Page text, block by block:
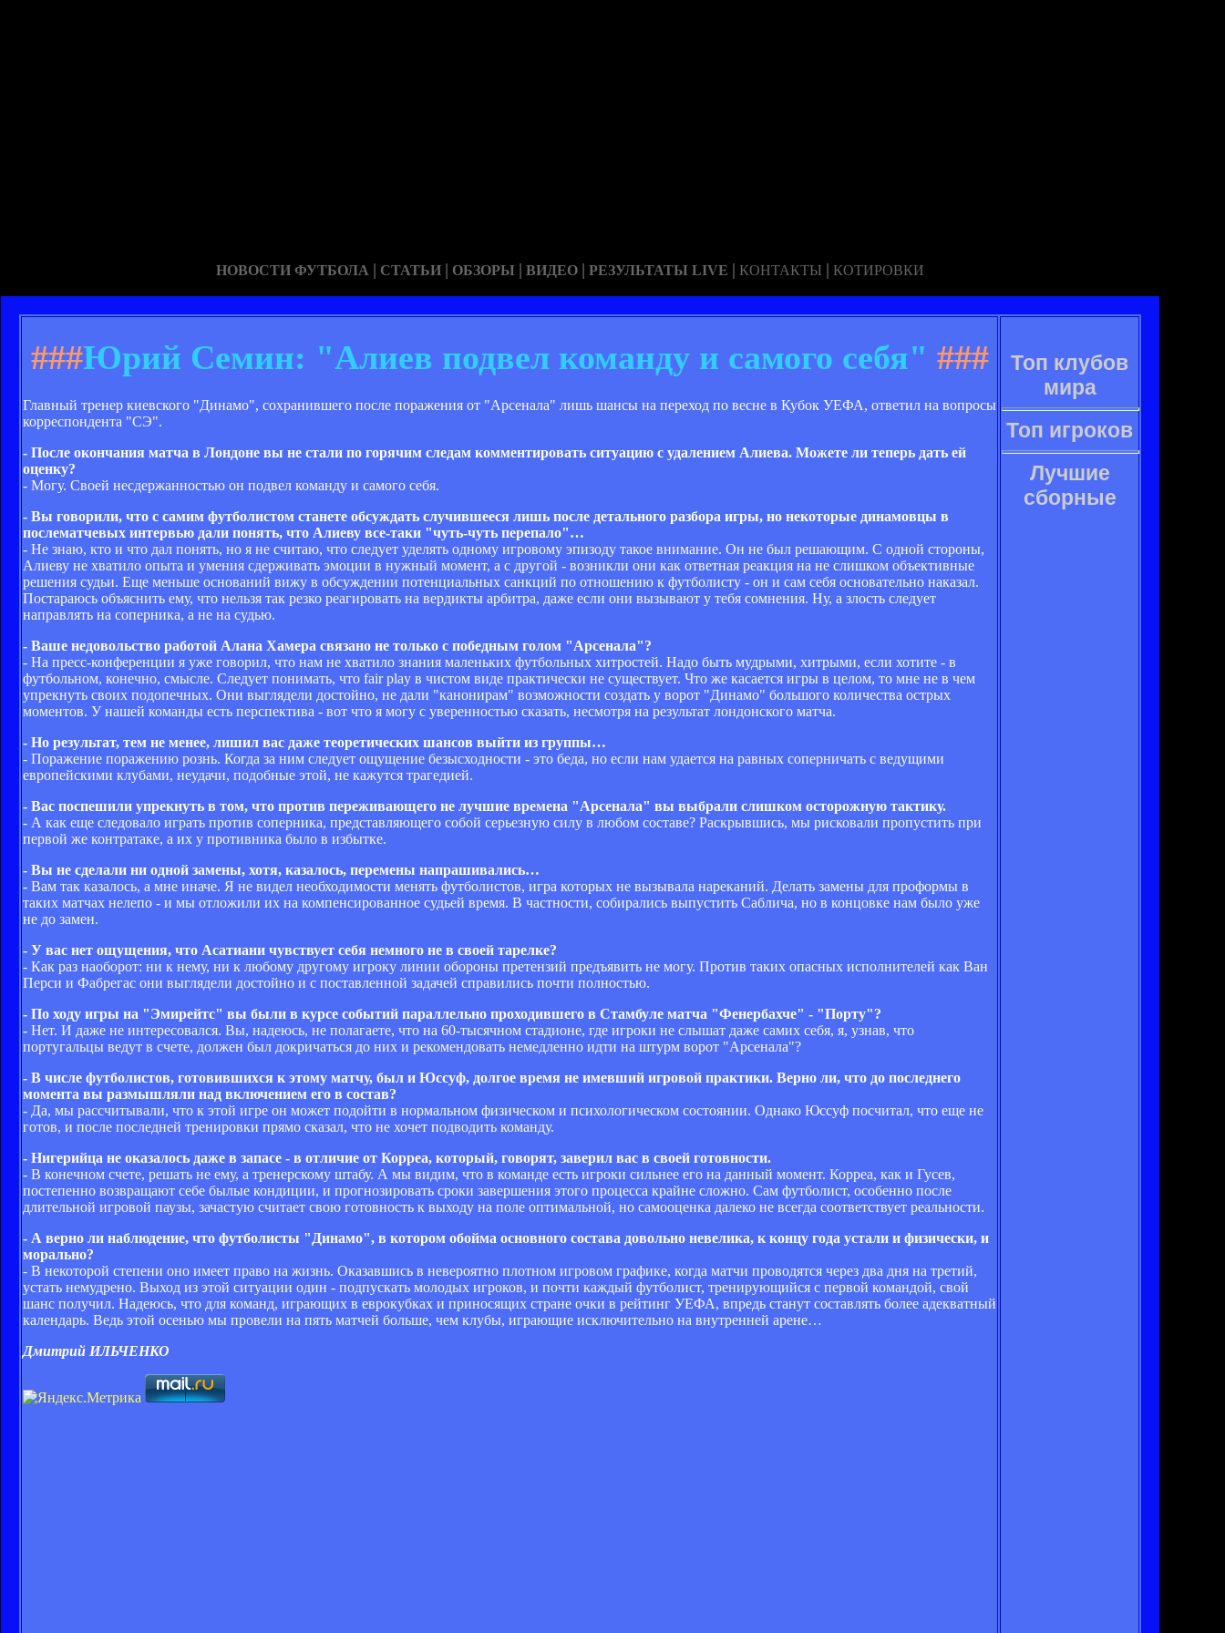
НОВОСТИ ФУТБОЛА | СТАТЬИ | ОБЗОРЫ | ВИДЕО | РЕЗУЛЬТАТЫ LIVE | КОНТАКТЫ | КОТИРОВКИ
###Юрий Семин: "Алиев подвел команду и самого себя" ###
Главный тренер киевского "Динамо", сохранившего после поражения от "Арсенала" лишь шансы на переход по весне в Кубок УЕФА, ответил на вопросы
корреспондента "СЭ".
- После окончания матча в Лондоне вы не стали по горячим следам комментировать ситуацию с удалением Алиева. Можете ли теперь дать ей
оценку?
- Могу. Своей несдержанностью он подвел команду и самого себя.
- Вы говорили, что с самим футболистом станете обсуждать случившееся лишь после детального разбора игры, но некоторые динамовцы в
послематчевых интервью дали понять, что Алиеву все-таки "чуть-чуть перепало"…
- Не знаю, кто и что дал понять, но я не считаю, что следует уделять одному игровому эпизоду такое внимание. Он не был решающим. С одной стороны,
Алиеву не хватило опыта и умения сдерживать эмоции в нужный момент, а с другой - возникли они как ответная реакция на не слишком объективные
решения судьи. Еще меньше оснований вижу в обсуждении потенциальных санкций по отношению к футболисту - он и сам себя основательно наказал.
Постараюсь объяснить ему, что нельзя так резко реагировать на вердикты арбитра, даже если они вызывают у тебя сомнения. Ну, а злость следует
направлять на соперника, а не на судью.
- Ваше недовольство работой Алана Хамера связано не только с победным голом "Арсенала"?
- На пресс-конференции я уже говорил, что нам не хватило знания маленьких футбольных хитростей. Надо быть мудрыми, хитрыми, если хотите - в
футбольном, конечно, смысле. Следует понимать, что fair play в чистом виде практически не существует. Что же касается игры в целом, то мне не в чем
упрекнуть своих подопечных. Они выглядели достойно, не дали "канонирам" возможности создать у ворот "Динамо" большого количества острых
моментов. У нашей команды есть перспектива - вот что я могу с уверенностью сказать, несмотря на результат лондонского матча.
- Но результат, тем не менее, лишил вас даже теоретических шансов выйти из группы…
- Поражение поражению рознь. Когда за ним следует ощущение безысходности - это беда, но если нам удается на равных соперничать с ведущими
европейскими клубами, неудачи, подобные этой, не кажутся трагедией.
- Вас поспешили упрекнуть в том, что против переживающего не лучшие времена "Арсенала" вы выбрали слишком осторожную тактику.
- А как еще следовало играть против соперника, представляющего собой серьезную силу в любом составе? Раскрывшись, мы рисковали пропустить при
первой же контратаке, а их у противника было в избытке.
- Вы не сделали ни одной замены, хотя, казалось, перемены напрашивались…
- Вам так казалось, а мне иначе. Я не видел необходимости менять футболистов, игра которых не вызывала нареканий. Делать замены для проформы в
таких матчах нелепо - и мы отложили их на компенсированное судьей время. В частности, собирались выпустить Саблича, но в концовке нам было уже
не до замен.
- У вас нет ощущения, что Асатиани чувствует себя немного не в своей тарелке?
- Как раз наоборот: ни к нему, ни к любому другому игроку линии обороны претензий предъявить не могу. Против таких опасных исполнителей как Ван
Перси и Фабрегас они выглядели достойно и с поставленной задачей справились почти полностью.
- По ходу игры на "Эмирейтс" вы были в курсе событий параллельно проходившего в Стамбуле матча "Фенербахче" - "Порту"?
- Нет. И даже не интересовался. Вы, надеюсь, не полагаете, что на 60-тысячном стадионе, где игроки не слышат даже самих себя, я, узнав, что
португальцы ведут в счете, должен был докричаться до них и рекомендовать немедленно идти на штурм ворот "Арсенала"?
- В числе футболистов, готовившихся к этому матчу, был и Юссуф, долгое время не имевший игровой практики. Верно ли, что до последнего
момента вы размышляли над включением его в состав?
- Да, мы рассчитывали, что к этой игре он может подойти в нормальном физическом и психологическом состоянии. Однако Юссуф посчитал, что еще не
готов, и после последней тренировки прямо сказал, что не хочет подводить команду.
- Нигерийца не оказалось даже в запасе - в отличие от Корреа, который, говорят, заверил вас в своей готовности.
- В конечном счете, решать не ему, а тренерскому штабу. А мы видим, что в команде есть игроки сильнее его на данный момент. Корреа, как и Гусев,
постепенно возвращают себе былые кондиции, и прогнозировать сроки завершения этого процесса крайне сложно. Сам футболист, особенно после
длительной игровой паузы, зачастую считает свою готовность к выходу на поле оптимальной, но самооценка далеко не всегда соответствует реальности.
- А верно ли наблюдение, что футболисты "Динамо", в котором обойма основного состава довольно невелика, к концу года устали и физически, и
морально?
- В некоторой степени оно имеет право на жизнь. Оказавшись в невероятно плотном игровом графике, когда матчи проводятся через два дня на третий,
устать немудрено. Выход из этой ситуации один - подпускать молодых игроков, и почти каждый футболист, тренирующийся с первой командой, свой
шанс получил. Надеюсь, что для команд, играющих в еврокубках и приносящих стране очки в рейтинг УЕФА, впредь станут составлять более адекватный
календарь. Ведь этой осенью мы провели на пять матчей больше, чем клубы, играющие исключительно на внутренней арене…
Дмитрий ИЛЬЧЕНКО
Топ клубов
мира
Топ игроков
Лучшие
сборные